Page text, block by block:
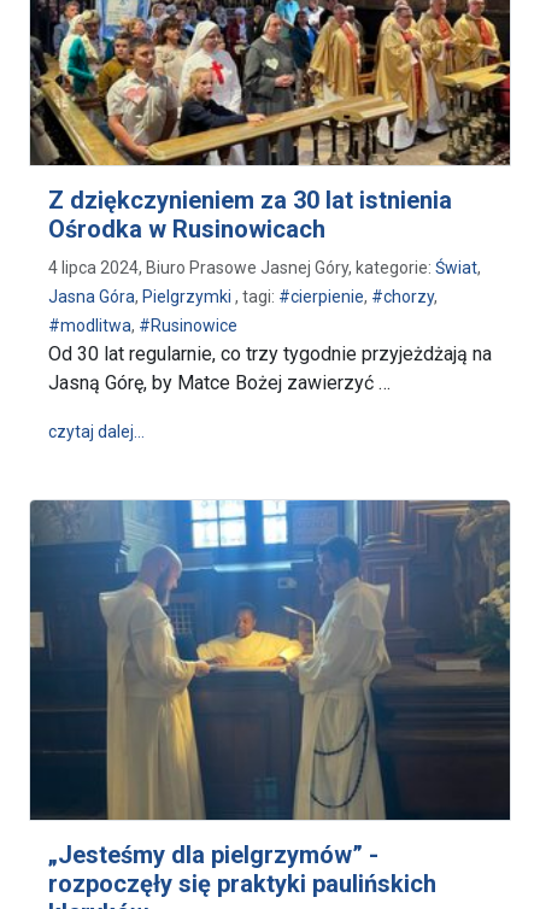
Z dziękczynieniem za 30 lat istnienia
Ośrodka w Rusinowicach
4 lipca 2024, Biuro Prasowe Jasnej Góry, kategorie: Świat,
Jasna Góra, Pielgrzymki , tagi: #cierpienie, #chorzy,
#modlitwa, #Rusinowice
Od 30 lat regularnie, co trzy tygodnie przyjeżdżają na
Jasną Górę, by Matce Bożej zawierzyć …
czytaj dalej…
„Jesteśmy dla pielgrzymów” -
rozpoczęły się praktyki paulińskich